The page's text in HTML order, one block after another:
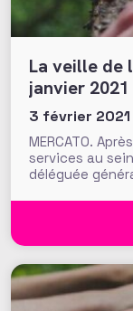
La veille de l’AFF (pas si
janvier 2021
3 février 2021
MERCATO.
services au
déléguée
du mécénat et
international